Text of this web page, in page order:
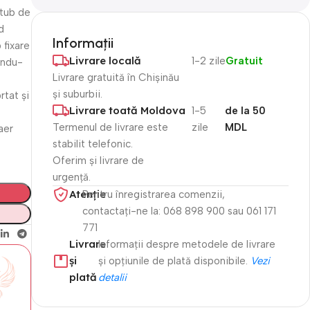
de
fixare
și
Informații
Livrare locală
Livrare gratuită în Chișinău
și suburbii.
1-2 zileGratuit
Livrare toată Moldova
Termenul de livrare este
stabilit telefonic.
Oferim și livrare de
urgență.
1-5
zile
de la 50
MDL
Atenție​
Pentru înregistrarea comenzii,
contactați-ne la: 068 898 900 sau 061 171
771
Livrare
și
plată
Informații despre metodele de livrare
și opțiunile de plată disponibile.
Vezi
detalii